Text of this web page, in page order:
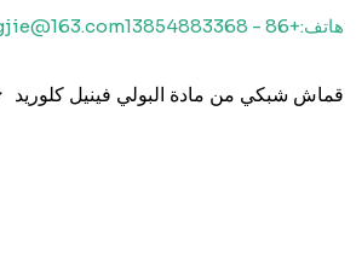
هاتف:+86 - 13854883368
قماش شبكي من مادة البولي فينيل كلوريد